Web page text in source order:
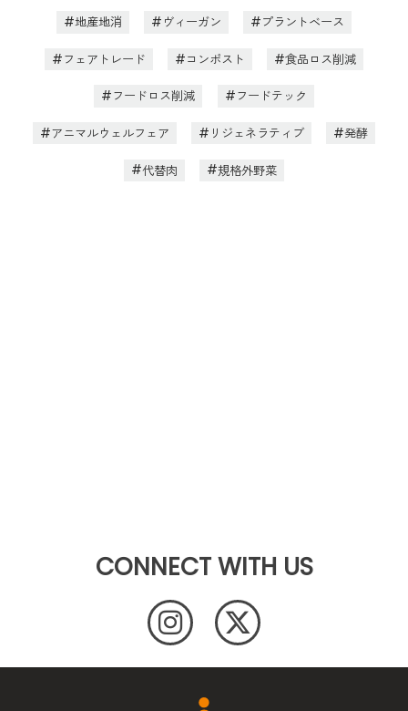
地産地消 ヴィーガン プラントベース
フェアトレード コンポスト 食品ロス削減
フードロス削減 フードテック
アニマルウェルフェア リジェネラティブ 発酵
代替肉 規格外野菜
CONNECT WITH US